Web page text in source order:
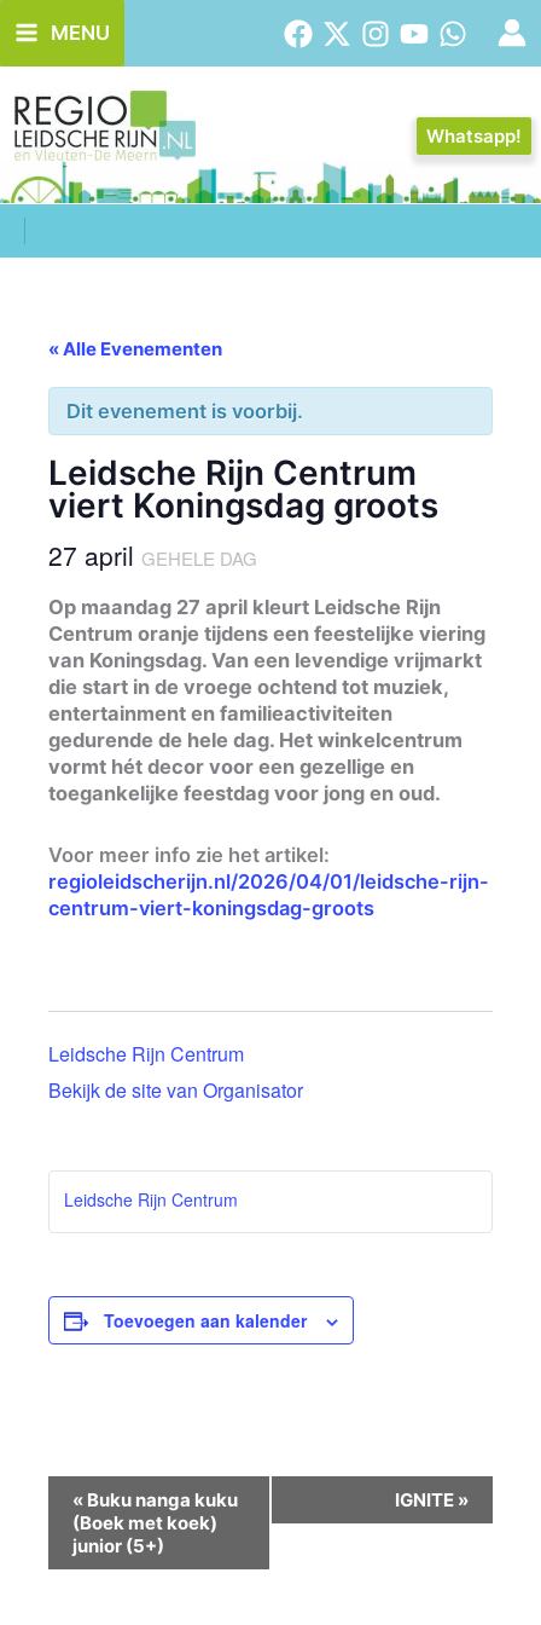
naar
de
inhoud
MENU
Whatsapp!
« Alle Evenementen
Dit evenement is voorbij.
Leidsche Rijn Centrum
viert Koningsdag groots
27 april GEHELE DAG
Op maandag 27 april kleurt Leidsche Rijn
Centrum oranje tijdens een feestelijke viering
van Koningsdag. Van een levendige vrijmarkt
die start in de vroege ochtend tot muziek,
entertainment en familieactiviteiten
gedurende de hele dag. Het winkelcentrum
vormt hét decor voor een gezellige en
toegankelijke feestdag voor jong en oud.
Voor meer info zie het artikel:
regioleidscherijn.nl/2026/04/01/leidsche-rijn-
centrum-viert-koningsdag-groots
Leidsche Rijn Centrum
Bekijk de site van Organisator
Leidsche Rijn Centrum
Toevoegen aan kalender
Evenement
Navigatie
« Buku nanga kuku
(Boek met koek)
junior (5+)
IGNITE »